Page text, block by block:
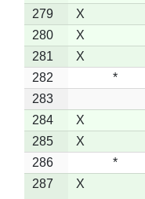
279
X
280
X
281
X
282
*
283
284
X
285
X
286
*
287
X